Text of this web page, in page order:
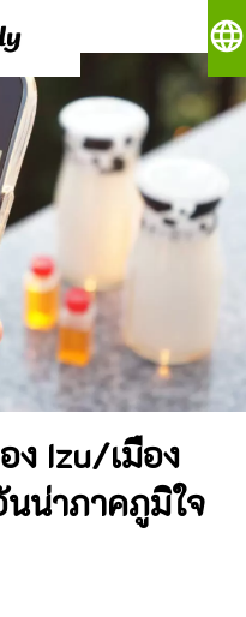
language
ง Izu/เมือง
น่าภาคภูมิใจ